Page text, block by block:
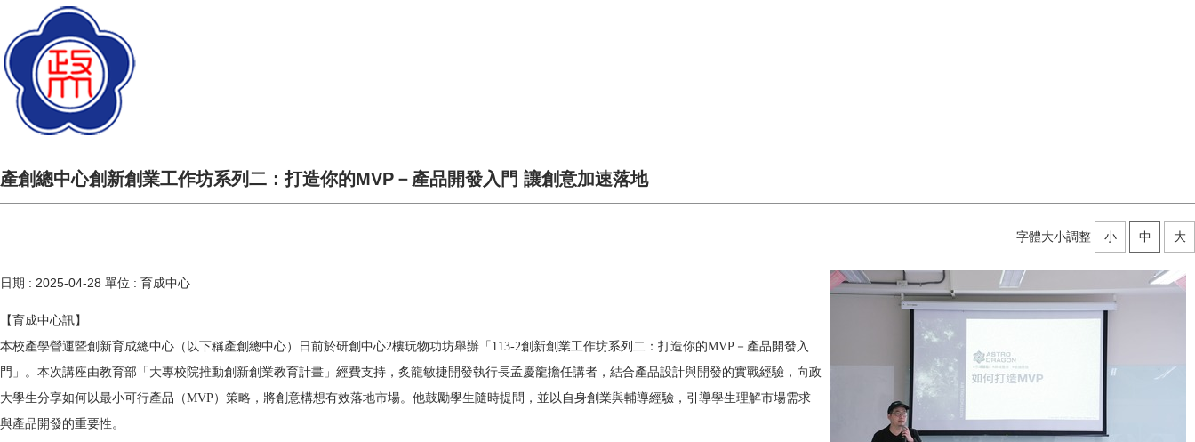
產創總中心創新創業工作坊系列二：打造你的MVP－產品開發入門 讓創意加速落地
字體大小調整 小 中 大
日期 : 2025-04-28 單位 : 育成中心
【育成中心訊】
本校產學營運暨創新育成總中心（以下稱產創總中心）日前於研創中心2樓玩物功坊舉辦「113-2創新創業工作坊系列二：打造你的MVP－產品開發入
門」。本次講座由教育部「大專校院推動創新創業教育計畫」經費支持，炙龍敏捷開發執行長孟慶龍擔任講者，結合產品設計與開發的實戰經驗，向政
大學生分享如何以最小可行產品（MVP）策略，將創意構想有效落地市場。他鼓勵學生隨時提問，並以自身創業與輔導經驗，引導學生理解市場需求
與產品開發的重要性。